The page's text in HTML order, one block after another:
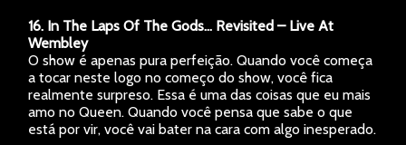
16. In The Laps Of The Gods… Revisited – Live At
Wembley
O show é apenas pura perfeição. Quando você começa
a tocar neste logo no começo do show, você fica
realmente surpreso. Essa é uma das coisas que eu mais
amo no Queen. Quando você pensa que sabe o que
está por vir, você vai bater na cara com algo inesperado.